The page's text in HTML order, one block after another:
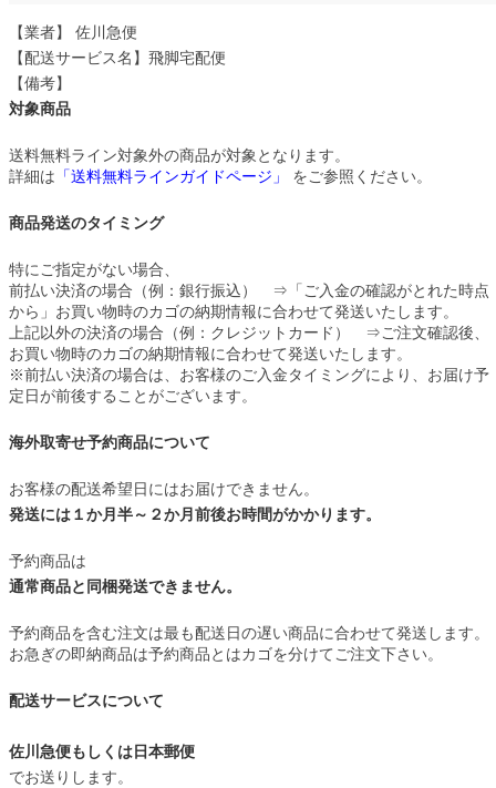
【業者】 佐川急便
【配送サービス名】飛脚宅配便
【備考】
対象商品
送料無料ライン対象外の商品が対象となります。
詳細は 「送料無料ラインガイドページ」 をご参照ください。
商品発送のタイミング
特にご指定がない場合、
前払い決済の場合（例：銀行振込） ⇒「ご入金の確認がとれた時点
から」お買い物時のカゴの納期情報に合わせて発送いたします。
上記以外の決済の場合（例：クレジットカード） ⇒ご注文確認後、
お買い物時のカゴの納期情報に合わせて発送いたします。
※前払い決済の場合は、お客様のご入金タイミングにより、お届け予
定日が前後することがございます。
海外取寄せ予約商品について
お客様の配送希望日にはお届けできません。
発送には１か月半～２か月前後お時間がかかります。
予約商品は
通常商品と同梱発送できません。
予約商品を含む注文は最も配送日の遅い商品に合わせて発送します。
お急ぎの即納商品は予約商品とはカゴを分けてご注文下さい。
配送サービスについて
佐川急便もしくは日本郵便
でお送りします。